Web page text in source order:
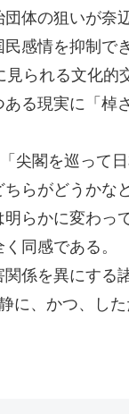
体の狙いが奈
感情を抑制で
られる文化的
る現実に「棹
尖閣を巡って
らがどうかな
らかに変わっ
同感である。
係を異にする
に、かつ、し